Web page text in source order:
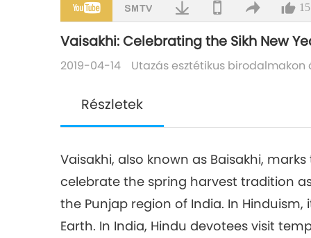
15
Vaisakhi: Celebrating the Sikh New
2019-04-14 Utazás esztétikus birodalmakon
Részletek
Vaisakhi, also known as Baisakhi,
celebrate the spring harvest tradition
the Punjap region of India. In
Earth. In India, Hindu devotees visit